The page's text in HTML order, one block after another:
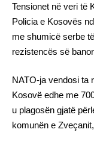
Tensionet në veri të
Policia e Kosovës
me shumicë serbe
rezistencës së
NATO-ja vendosi ta
Kosovë edhe me
u plagosën gjatë
komunën e